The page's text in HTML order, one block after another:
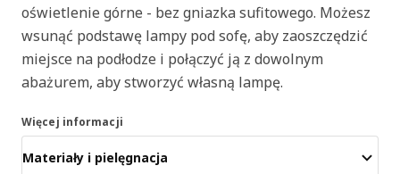
oświetlenie górne - bez gniazka sufitowego. Możesz
wsunąć podstawę lampy pod sofę, aby zaoszczędzić
miejsce na podłodze i połączyć ją z dowolnym
abażurem, aby stworzyć własną lampę.
Więcej informacji
Materiały i pielęgnacja